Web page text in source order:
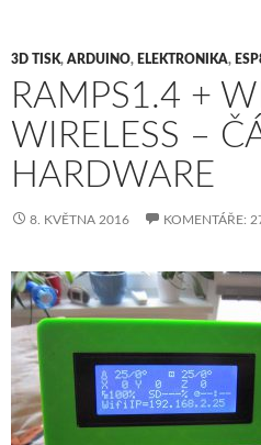
3D TISK, ARDUINO, ELEKTRONIKA,
RAMPS1.4 +
WIRELESS –
HARDWARE
8. KVĚTNA 2016 KOMENTÁŘE: